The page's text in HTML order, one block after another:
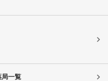
局一覧